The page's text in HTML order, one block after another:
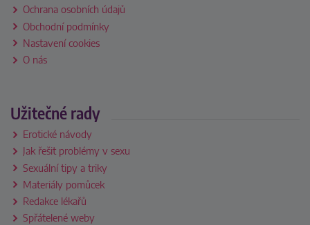
Ochrana osobních údajů
Obchodní podmínky
Nastavení cookies
O nás
Užitečné rady
Erotické návody
Jak řešit problémy v sexu
Sexuální tipy a triky
Materiály pomůcek
Redakce lékařů
Spřátelené weby